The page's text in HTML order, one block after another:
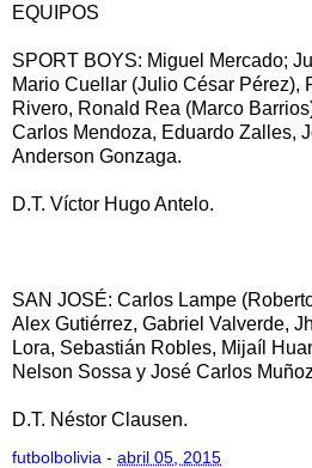
EQUIPOS
SPORT BOYS: Miguel Mercado;
Mario Cuellar (Julio César Pérez),
Rivero, Ronald Rea (Marco
Carlos Mendoza, Eduardo Zalles,
Anderson Gonzaga.
D.T. Víctor Hugo Antelo.
SAN JOSÉ: Carlos Lampe
Alex Gutiérrez, Gabriel Valverde,
Lora, Sebastián Robles, Mijaíl
Nelson Sossa y José Carlos
D.T. Néstor Clausen.
futbolbolivia - abril 05, 2015